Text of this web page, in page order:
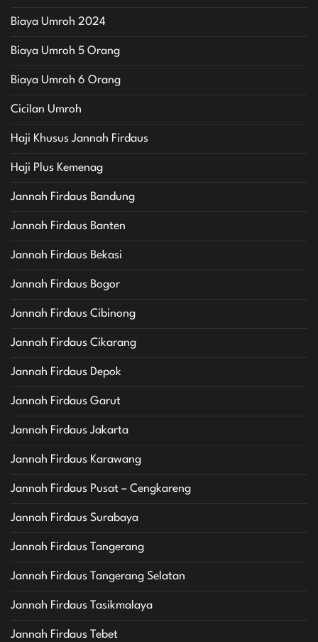
Biaya Umroh 2024
Biaya Umroh 5 Orang
Biaya Umroh 6 Orang
Cicilan Umroh
Haji Khusus Jannah Firdaus
Haji Plus Kemenag
Jannah Firdaus Bandung
Jannah Firdaus Banten
Jannah Firdaus Bekasi
Jannah Firdaus Bogor
Jannah Firdaus Cibinong
Jannah Firdaus Cikarang
Jannah Firdaus Depok
Jannah Firdaus Garut
Jannah Firdaus Jakarta
Jannah Firdaus Karawang
Jannah Firdaus Pusat – Cengkareng
Jannah Firdaus Surabaya
Jannah Firdaus Tangerang
Jannah Firdaus Tangerang Selatan
Jannah Firdaus Tasikmalaya
Jannah Firdaus Tebet